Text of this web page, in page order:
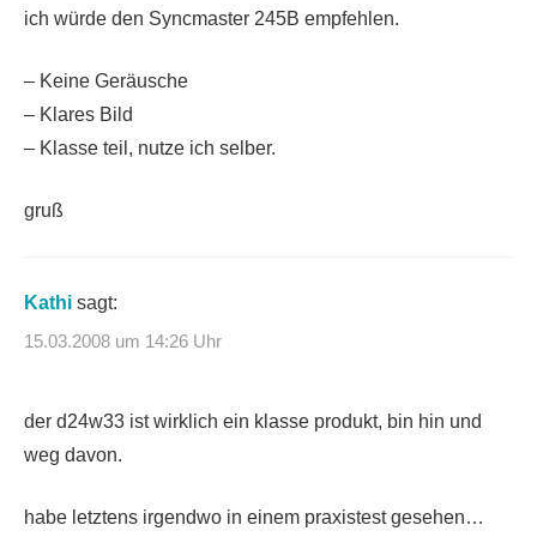
ich würde den Syncmaster 245B empfehlen.
– Keine Geräusche
– Klares Bild
– Klasse teil, nutze ich selber.
gruß
Kathi sagt:
15.03.2008 um 14:26 Uhr
der d24w33 ist wirklich ein klasse produkt, bin hin und
weg davon.
habe letztens irgendwo in einem praxistest gesehen…